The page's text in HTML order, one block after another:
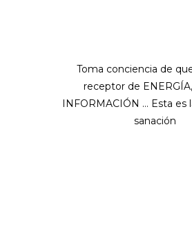
Toma conciencia de
receptor de
INFORMACIÓN … Esta es
sanación